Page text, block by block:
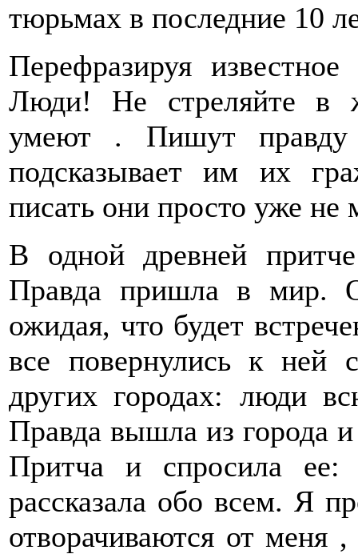
тюрьмах в последние 10
Перефразируя
Люди! Не стреляйте в
умеют . Пишут
подсказывает им их
писать они просто уже не
В одной древней
Правда пришла в мир.
ожидая, что будет
все повернулись к
других городах: люди
Правда вышла из города
Притча и спросила
рассказала обо всем. Я
отворачиваются от